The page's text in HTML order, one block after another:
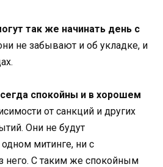
так же начинать день с
не забывают и об укладке, и
спокойны и в хорошем
от санкций и других
Они не будут
одном митинге, ни с
него. С таким же спокойным